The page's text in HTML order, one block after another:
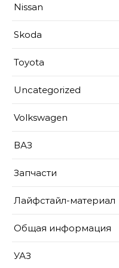
Nissan
Skoda
Toyota
Uncategorized
Volkswagen
ВАЗ
Запчасти
Лайфстайл-материал
Общая информация
УАЗ